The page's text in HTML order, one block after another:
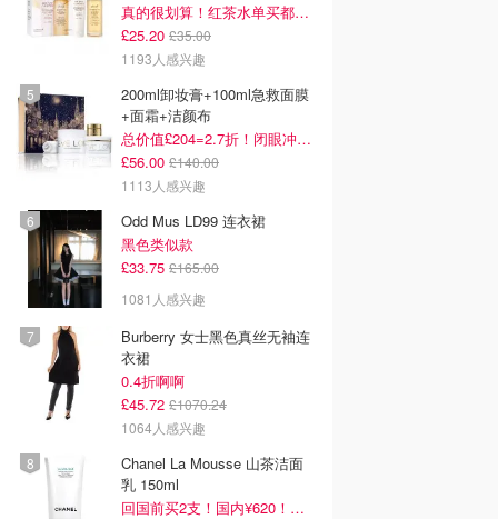
真的很划算！红茶水单买都要£35！
£25.20 £35.00
1193人感兴趣
200ml卸妆膏+100ml急救面膜
+面霜+洁颜布
总价值£204=2.7折！闭眼冲这套！
£56.00 £140.00
1113人感兴趣
Odd Mus LD99 连衣裙
黑色类似款
£33.75 £165.00
1081人感兴趣
Burberry 女士黑色真丝无袖连
衣裙
0.4折啊啊
£45.72 £1070.24
1064人感兴趣
Chanel La Mousse 山茶洁面
乳 150ml
回国前买2支！国内¥620！立省近一半！